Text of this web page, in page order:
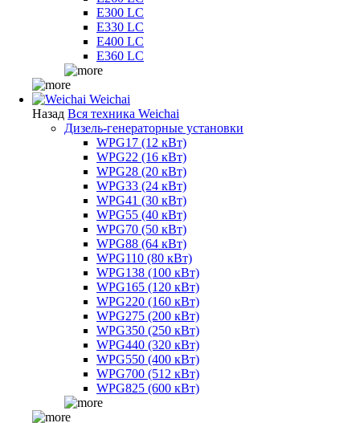
E300 LC
E330 LC
E400 LC
E360 LC
Weichai
Назад Вся техника Weichai
Дизель-генераторные установки
WPG17 (12 кВт)
WPG22 (16 кВт)
WPG28 (20 кВт)
WPG33 (24 кВт)
WPG41 (30 кВт)
WPG55 (40 кВт)
WPG70 (50 кВт)
WPG88 (64 кВт)
WPG110 (80 кВт)
WPG138 (100 кВт)
WPG165 (120 кВт)
WPG220 (160 кВт)
WPG275 (200 кВт)
WPG350 (250 кВт)
WPG440 (320 кВт)
WPG550 (400 кВт)
WPG700 (512 кВт)
WPG825 (600 кВт)